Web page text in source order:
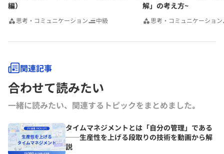
編）
思考・コミュニケーション 中級
解」の考え方~
思考・コミュニケーション
関連記事
合わせて読みたい
一緒に読みたい、関連するトピックをまとめました｡
タイムマネジメントとは「自分の管理」である
──生産性を上げる段取りの技術を動画から解
説